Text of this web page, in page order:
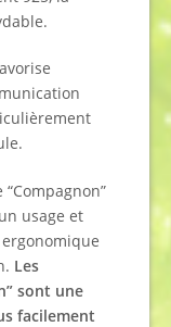
usage et
Les
sont une
facilement